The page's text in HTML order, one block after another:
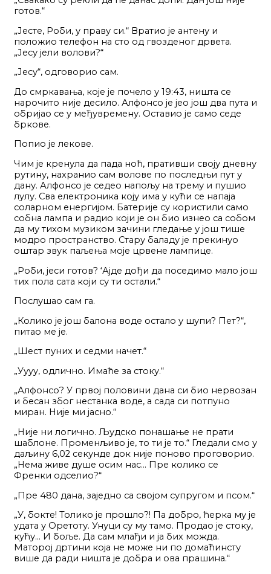
готов.“
„Јесте, Роби, у праву си.“ Вратио је антену и
положио телефон на сто од гвозденог дрвета.
„Јесу јели волови?“
„Јесу“, одговорио сам.
До смркавања, које је почело у 19:43, ништа се
нарочито није десило. Алфонсо је јео још два пута и
обријао се у међувремену. Оставио је само седе
бркове.
Попио је лекове.
Чим је кренула да пада ноћ, пративши своју дневну
рутину, нахранио сам волове по последњи пут у
дану. Алфонсо је седео напољу на трему и пушио
лулу. Сва електроника коју има у кући се напаја
соларном енергијом. Батерије су користили само
собна лампа и радио који је он био изнео са собом
да му тихом музиком зачини гледање у још тише
модро пространство. Стару баладу је прекинуо
оштар звук паљења моје црвене лампице.
„Роби, јеси готов? ‘Ајде дођи да поседимо мало још
тих пола сата који су ти остали.“
Послушао сам га.
„Колико је још балона воде остало у шупи? Пет?“,
питао ме је.
„Шест пуних и седми начет.“
„Уууу, одлично. Имаће за стоку.“
„Алфонсо? У првој половини дана си био нервозан
и бесан због нестанка воде, а сада си потпуно
миран. Није ми јасно.“
„Није ни логично. Људско понашање не прати
шаблоне. Променљиво је, то ти је то.“ Гледали смо у
даљину 6,02 секунде док није поново проговорио.
„Нема живе душе осим нас… Пре колико се
Френки одселио?“
„Пре 480 дана, заједно са својом супругом и псом.“
„У, бокте! Толико је прошло?! Па добро, ћерка му је
удата у Оретоту. Унуци су му тамо. Продао је стоку,
кућу… И боље. Да сам млађи и ја бих можда.
Маторој дртини која не може ни по домаћинсту
више да ради ништа је добра и ова прашина.“